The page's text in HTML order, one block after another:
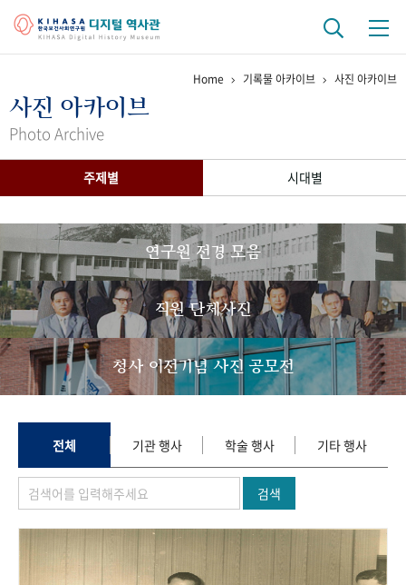
걸어온 길 기관 변천사
간행물 변천사
기록물 아카이브
사진 아카이브 문서 기록물 행정박물 영상 기록물
50+1 주년 기념
성과 50선 숫자로 보는 50년
세계와 함께 한 KIHASA
VR 역사관
Home 기록물 아카이브 사진 아카이브
사진 아카이브
Photo Archive
주제별 시대별
연구원 전경 모음
직원 단체사진
청사 이전기념 사진 공모전
전체 기관 행사 학술 행사 기타 행사
검색